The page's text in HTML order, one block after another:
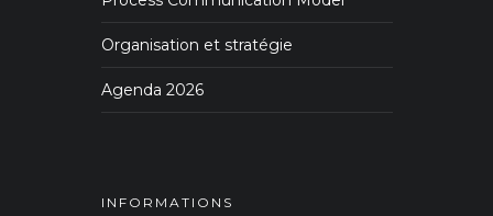
Organisation et stratégie
Agenda 2026
INFORMATIONS